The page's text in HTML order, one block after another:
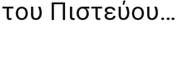
Πιστεύου…